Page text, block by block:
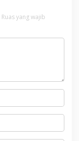
Ruas yang wajib